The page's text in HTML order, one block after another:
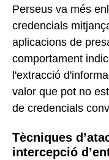
Perseus va més
credencials
aplicacions de
comportament
l'extracció
valor que pot no
de credencials
Tècniques
intercepció